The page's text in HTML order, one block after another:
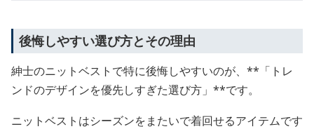
後悔しやすい選び方とその理由
紳士のニットベストで特に後悔しやすいのが、**「トレ
ンドのデザインを優先しすぎた選び方」**です。
ニットベストはシーズンをまたいで着回せるアイテムです